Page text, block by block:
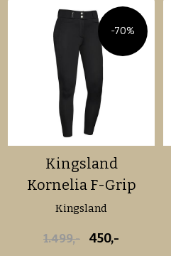
-70%
Kingsland
Kornelia F-Grip
Winter Breeches
Kingsland
1.499,- 450,-